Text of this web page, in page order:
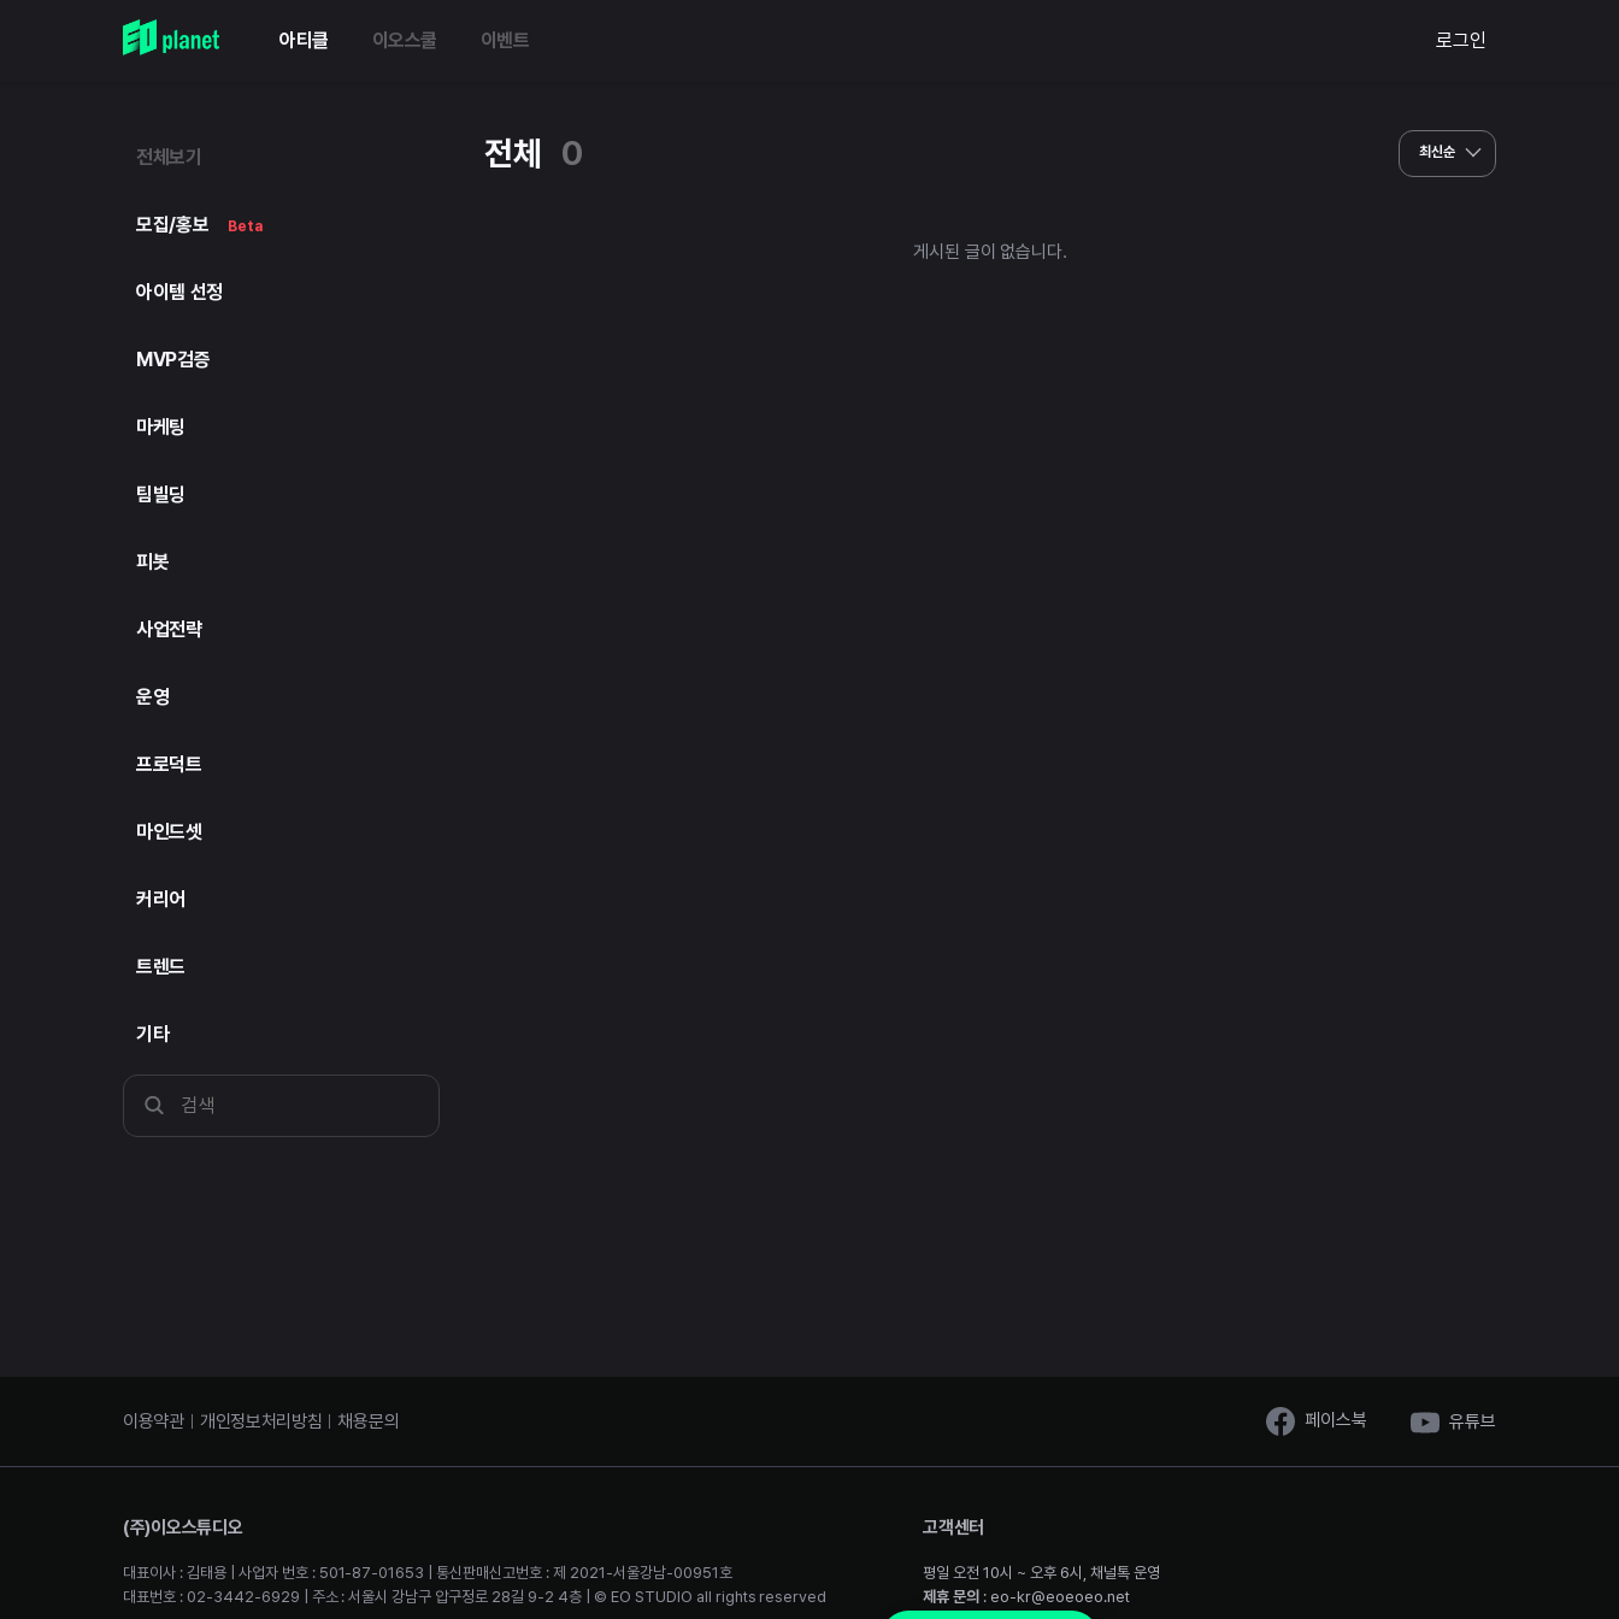
아티클 이오스쿨 이벤트 로그인
전체보기
모집/홍보 Beta
아이템 선정
MVP검증
마케팅
팀빌딩
피봇
사업전략
운영
프로덕트
마인드셋
커리어
트렌드
기타
전체 0 최신순
게시된 글이 없습니다.
이용약관 개인정보처리방침 채용문의 페이스북 유튜브
(주)이오스튜디오
대표이사 : 김태용 | 사업자 번호 : 501-87-01653 | 통신판매신고번호 : 제 2021-서울강남-00951호
대표번호 : 02-3442-6929 | 주소 : 서울시 강남구 압구정로 28길 9-2 4층 | © EO STUDIO all rights reserved
고객센터
평일 오전 10시 ~ 오후 6시, 채널톡 운영
제휴 문의 : eo-kr@eoeoeo.net